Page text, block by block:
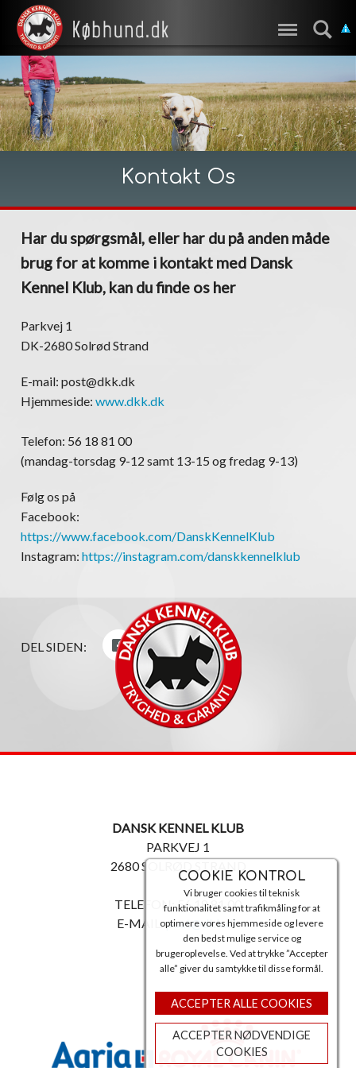
COOKIE KONTROL
Vi bruger cookies til teknisk
funktionalitet samt trafikmåling for at
optimere vores hjemmeside og levere
den bedst mulige service og
brugeroplevelse. Ved at trykke ”Accepter
alle” giver du samtykke til disse formål.
ACCEPTER ALLE COOKIES
ACCEPTER NØDVENDIGE
COOKIES
Kontakt Os
Har du spørgsmål, eller har du på anden måde
brug for at komme i kontakt med Dansk
Kennel Klub, kan du finde os her
Parkvej 1
DK-2680 Solrød Strand
E-mail: post@dkk.dk
Hjemmeside: www.dkk.dk
Telefon: 56 18 81 00
(mandag-torsdag 9-12 samt 13-15 og fredag 9-13)
Følg os på
Facebook:
https://www.facebook.com/DanskKennelKlub
Instagram: https://instagram.com/danskkennelklub
DEL SIDEN:
DANSK KENNEL KLUB
PARKVEJ 1
2680 SOLRØD STRAND
TELEFON: 56 18 81 00
E-MAIL:post@dkk.dk